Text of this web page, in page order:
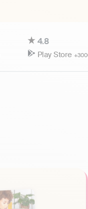
4.8
Play Store